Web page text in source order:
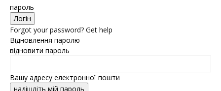
пароль
Forgot your password? Get help
Відновлення паролю
відновити пароль
Вашу адресу електронної пошти